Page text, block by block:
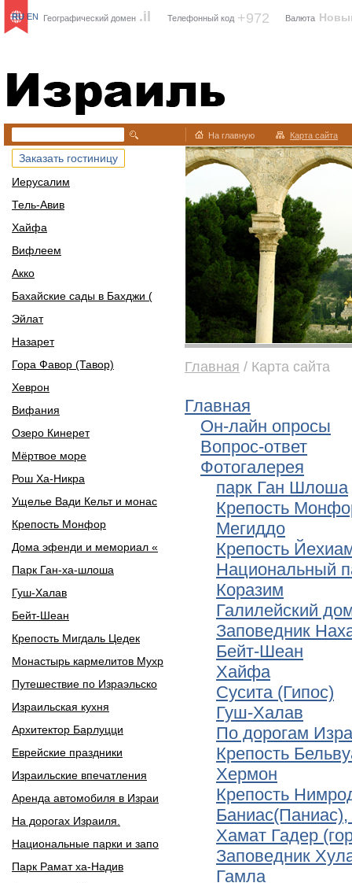
Израиль
Географический домен .il Телефонный код +972 Валюта
RU EN
На главную Карта сайта
Заказать гостиницу
Иерусалим
Тель-Авив
Хайфа
Вифлеем
Акко
Бахайские сады в Бахджи (
Эйлат
Назарет
Гора Фавор (Тавор)
Хеврон
Вифания
Озеро Кинерет
Мёртвое море
Рош Ха-Никра
Ущелье Вади Кельт и монас
Крепость Монфор
Дома эфенди и мемориал «
Парк Ган-ха-шлоша
Гуш-Халав
Бейт-Шеан
Крепость Мигдаль Цедек
Монастырь кармелитов Мухр
Путешествие по Израэльско
Израильская кухня
Архитектор Барлуцци
Еврейские праздники
Израильские впечатления
Аренда автомобиля в Израи
На дорогах Израиля.
Национальные парки и запо
Парк Рамат ха-Надив
Главная / Карта сайта
Главная
Он-лайн опросы
Вопрос-ответ
Фотогалерея
парк Ган Шлоша
Крепость
Мегиддо
Крепость
Национальный
Коразим
Галилейский
Заповедник
Бейт-Шеан
Хайфа
Сусита (Гипос)
Гуш-Халав
По дорогам
Крепость
Хермон
Крепость
Баниас(Паниас),
Хамат Гадер
Заповедник
Гамла